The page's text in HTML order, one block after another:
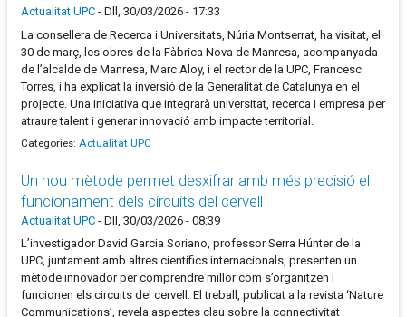
Actualitat UPC - Dll, 30/03/2026 - 17:33
La consellera de Recerca i Universitats, Núria Montserrat, ha visitat, el
30 de març, les obres de la Fàbrica Nova de Manresa, acompanyada
de l’alcalde de Manresa, Marc Aloy, i el rector de la UPC, Francesc
Torres, i ha explicat la inversió de la Generalitat de Catalunya en el
projecte. Una iniciativa que integrarà universitat, recerca i empresa per
atraure talent i generar innovació amb impacte territorial.
Categories: Actualitat UPC
Un nou mètode permet desxifrar amb més precisió el
funcionament dels circuits del cervell
Actualitat UPC - Dll, 30/03/2026 - 08:39
L’investigador David Garcia Soriano, professor Serra Húnter de la
UPC, juntament amb altres científics internacionals, presenten un
mètode innovador per comprendre millor com s’organitzen i
funcionen els circuits del cervell. El treball, publicat a la revista ‘Nature
Communications’, revela aspectes clau sobre la connectivitat